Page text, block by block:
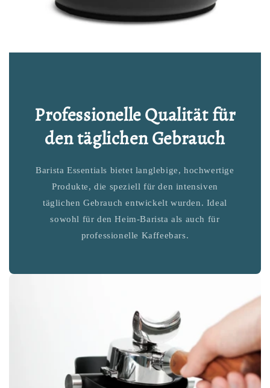
Professionelle Qualität für
den täglichen Gebrauch
Barista Essentials bietet langlebige, hochwertige
Produkte, die speziell für den intensiven
täglichen Gebrauch entwickelt wurden. Ideal
sowohl für den Heim-Barista als auch für
professionelle Kaffeebars.